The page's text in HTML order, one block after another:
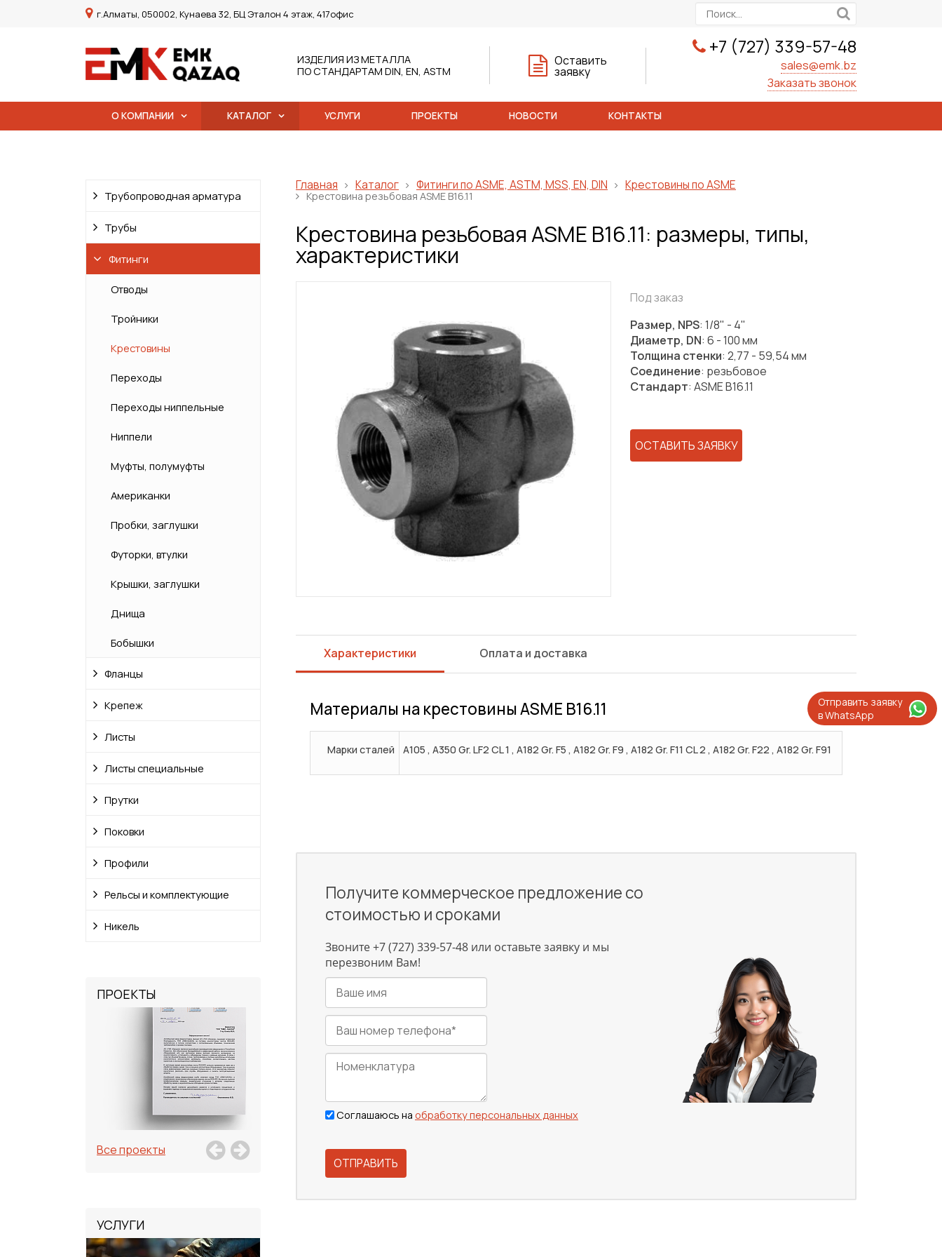
Отправить заявку
в WhatsApp
г.Алматы, 050002, Кунаева 32, БЦ Эталон 4 этаж, 417офис
+7 (727) 339-57-48
sales@emk.bz
Заказать звонок
Оставить
заявку
ИЗДЕЛИЯ ИЗ МЕТАЛЛА
ПО СТАНДАРТАМ DIN, EN, ASTM
О КОМПАНИИ КАТАЛОГ УСЛУГИ ПРОЕКТЫ НОВОСТИ КОНТАКТЫ
Трубопроводная арматура
Трубы
Фитинги
Отводы
Тройники
Крестовины
Переходы
Переходы ниппельные
Ниппели
Муфты, полумуфты
Американки
Пробки, заглушки
Футорки, втулки
Крышки, заглушки
Днища
Бобышки
Фланцы
Крепеж
Листы
Листы специальные
Прутки
Поковки
Профили
Рельсы и комплектующие
Никель
ПРОЕКТЫ
Все проекты
УСЛУГИ
Главная Каталог Фитинги по ASME, ASTM, MSS, EN, DIN Крестовины по ASME
Крестовина резьбовая ASME B16.11
Крестовина резьбовая ASME B16.11: размеры, типы,
характеристики
Под заказ
Размер, NPS: 1/8" - 4"
Диаметр, DN: 6 - 100 мм
Толщина стенки: 2,77 - 59,54 мм
Соединение: резьбовое
Стандарт: ASME B16.11
ОСТАВИТЬ ЗАЯВКУ
Характеристики Оплата и доставка
Материалы на крестовины ASME B16.11
Марки сталей A105 , A350 Gr. LF2 CL 1 , A182 Gr. F5 , A182 Gr. F9 , A182 Gr. F11 CL 2 , A182 Gr. F22 , A182 Gr. F91
Получите коммерческое предложение со
стоимостью и сроками
Звоните +7 (727) 339-57-48 или оставьте заявку и мы
перезвоним Вам!
Соглашаюсь на обработку персональных данных
ОТПРАВИТЬ